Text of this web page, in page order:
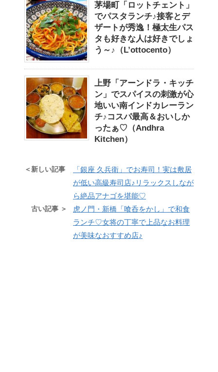
茅場町「ロットチェント」
でパスタランチ♪接客とデ
ザートが秀逸！極太生パス
タも好きな人は好きでしょ
う～♪（L’ottocento）
上野「アーンドラ・キッチ
ン」でスパイスの刺激が心
地いい南インドカレーラン
チ♪コスパ最高＆おいしか
ったぁ♡（Andhra
Kitchen）
＜新しい記事
「銀座 久兵衛」でお寿司！実は敷居
が低い高級寿司店♪リラックスしなが
ら絶品アナゴを堪能♡
古い記事 ＞
虎ノ門・新橋「喰呑をかし」で和食
ランチ♡女将の丁寧で上品なお料理
が美味なおすすめ店♪